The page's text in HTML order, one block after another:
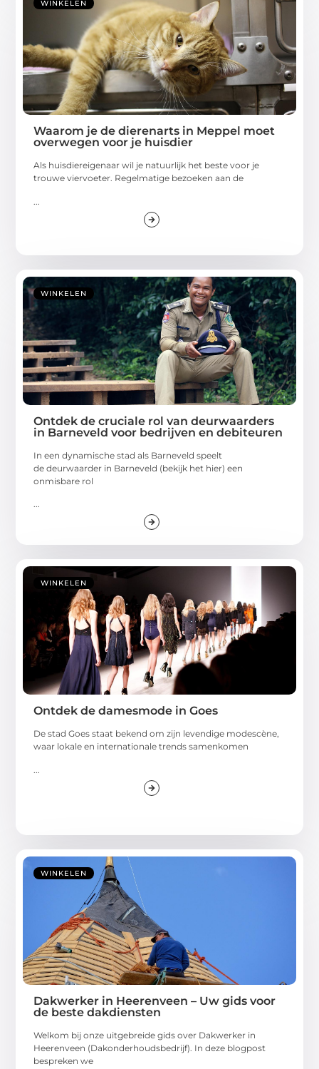
WINKELEN
Waarom je de dierenarts in Meppel moet
overwegen voor je huisdier
Als huisdiereigenaar wil je natuurlijk het beste voor je
trouwe viervoeter. Regelmatige bezoeken aan de
WINKELEN
Ontdek de cruciale rol van deurwaarders
in Barneveld voor bedrijven en debiteuren
In een dynamische stad als Barneveld speelt
de deurwaarder in Barneveld (bekijk het hier) een
onmisbare rol
...
WINKELEN
Ontdek de damesmode in Goes
De stad Goes staat bekend om zijn levendige modescène,
waar lokale en internationale trends samenkomen
WINKELEN
Dakwerker in Heerenveen – Uw gids voor
de beste dakdiensten
Welkom bij onze uitgebreide gids over Dakwerker in
Heerenveen (Dakonderhoudsbedrijf). In deze blogpost
bespreken we